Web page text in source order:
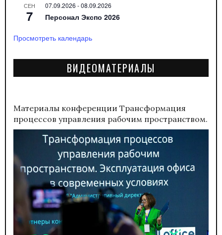
СЕН
7
07.09.2026 -08.09.2026
Персонал Экспо 2026
Просмотреть календарь
ВИДЕОМАТЕРИАЛЫ
Материалы конференции Трансформация
процессов управления рабочим пространством.